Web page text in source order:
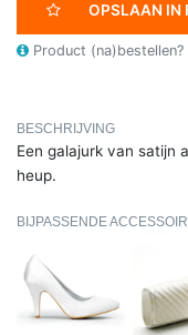
OPSLAAN IN
Product (na)bestellen?
BESCHRIJVING
Een galajurk van satijn
heup.
BIJPASSENDE